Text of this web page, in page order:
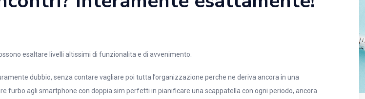
esaltare livelli altissimi di funzionalita e di avvenimento.
dubbio, senza contare vagliare poi tutta l’organizzazione perche ne deriva ancora in una
furbo agli smartphone con doppia sim perfetti in pianificare una scappatella con ogni periodo, ancora